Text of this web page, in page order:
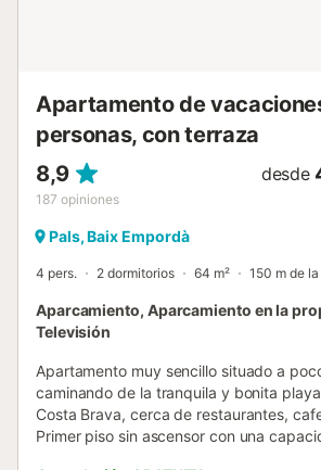
Apartamento de
personas, con terraza
8,9
187 opiniones
desde
Pals, Baix Empordà
4 pers. 2 dormitorios 64 m² 150 m de
Aparcamiento, Aparcamiento en la
Televisión
Apartamento muy sencillo situado a
caminando de la tranquila y bonita
Costa Brava, cerca de restaurantes,
Primer piso sin ascensor con una